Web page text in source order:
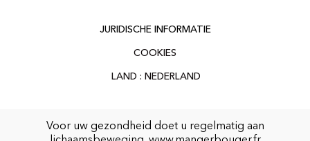
JURIDISCHE INFORMATIE
COOKIES
Voor uw gezondheid doet u regelmatig aan